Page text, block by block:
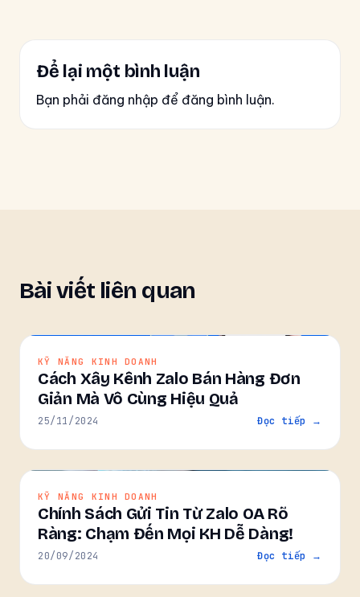
Để lại một bình luận
Bạn phải đăng nhập để đăng bình luận.
Bài viết liên quan
KỸ NĂNG KINH DOANH
Cách Xây Kênh Zalo Bán Hàng Đơn
Giản Mà Vô Cùng Hiệu Quả
25/11/2024 Đọc tiếp →
KỸ NĂNG KINH DOANH
Chính Sách Gửi Tin Từ Zalo OA Rõ
Ràng: Chạm Đến Mọi KH Dễ Dàng!
20/09/2024 Đọc tiếp →